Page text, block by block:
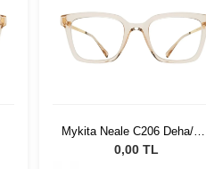
Mykita Neale C206 Deha/GG
266
0,00 TL